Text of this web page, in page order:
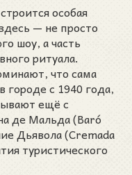
особая
— не просто
шоу, а часть
ритуала.
что сама
городе с 1940 года,
ещё с
де Мальда (Baró
Дьявола (Cremada
туристического